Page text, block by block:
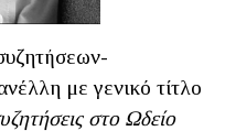
με γενικό τίτλο
στο Ωδείο